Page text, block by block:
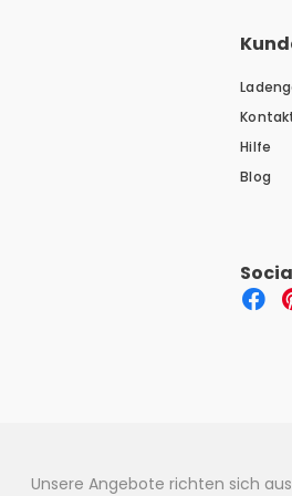
Hilfe
Blog
Unsere Angebote richten sich